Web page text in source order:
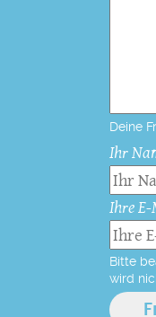
Deine
Ihr
Ihre
Bitte
wird